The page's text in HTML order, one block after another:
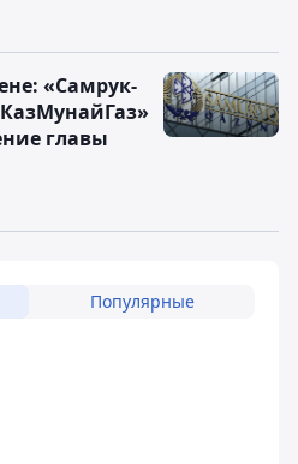
«Самрук-
главы
Популярные